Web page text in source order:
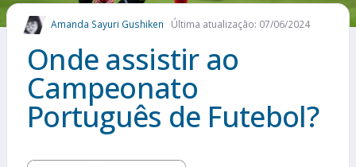
MAIS ESPORTES
Amanda Sayuri Gushiken Última atualização: 07/06/2024
Onde assistir ao
Campeonato
Português de Futebol?